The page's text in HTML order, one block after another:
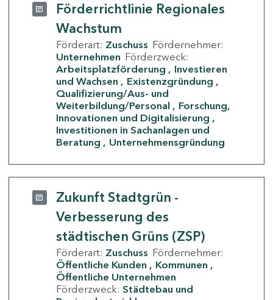
Förderrichtlinie Regionales
Wachstum
Förderart: Zuschuss Fördernehmer:
Unternehmen Förderzweck:
Arbeitsplatzförderung
Investieren
und Wachsen
Existenzgründung
Qualifizierung/Aus- und
Weiterbildung/Personal
Forschung,
Innovationen und Digitalisierung
Investitionen in Sachanlagen und
Beratung
Unternehmensgründung
Zukunft Stadtgrün -
Verbesserung des
städtischen Grüns (ZSP)
Förderart: Zuschuss Fördernehmer:
Öffentliche Kunden
Kommunen
Öffentliche Unternehmen
Förderzweck: Städtebau und